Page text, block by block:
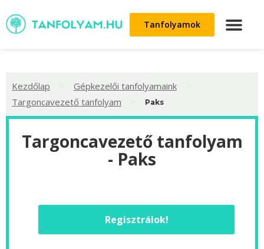
Tanfolyamok
Kezdőlap Gépkezelői tanfolyamaink
Targoncavezető tanfolyam Paks
Targoncavezető tanfolyam
- Paks
Regisztrálok!